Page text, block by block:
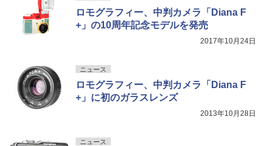
ロモグラフィー、中判カメラ「Diana F
+」の10周年記念モデルを発売
2017年10月24日
ニュース
ロモグラフィー、中判カメラ「Diana F
+」に初のガラスレンズ
2013年10月28日
ニュース